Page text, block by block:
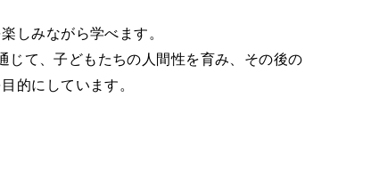
しみながら学べます。
じて、子どもたちの人間性を育み、その後の
的にしています。